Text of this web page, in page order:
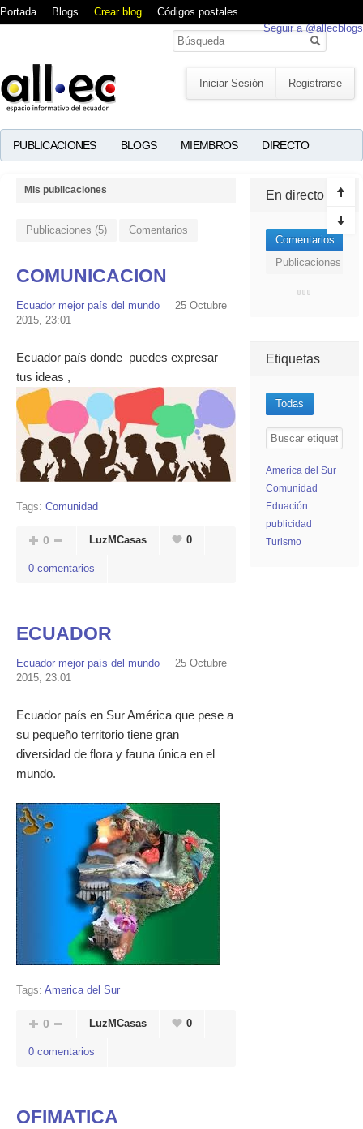
Portada Blogs Crear blog
Códigos postales
Seguir a @allecblogs
Iniciar Sesión Registrarse
PUBLICACIONES BLOGS MIEMBROS DIRECTO
Mis publicaciones
Publicaciones (5) Comentarios
COMUNICACION
Ecuador mejor país del mundo
25 Octubre
2015, 23:01
Ecuador país donde puedes expresar
tus ideas ,
Tags: Comunidad
0 LuzMCasas 0
0 comentarios
ECUADOR
Ecuador mejor país del mundo
25 Octubre
2015, 23:01
Ecuador país en Sur América que pese a
su pequeño territorio tiene gran
diversidad de flora y fauna única en el
mundo.
Tags: America del Sur
0 LuzMCasas 0
0 comentarios
OFIMATICA
En directo
Comentarios
Publicaciones
Etiquetas
Todas
America del Sur
Comunidad
Eduación
publicidad
Turismo